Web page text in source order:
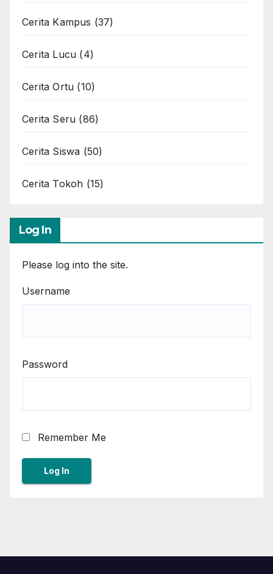
Cerita Kampus (37)
Cerita Lucu (4)
Cerita Ortu (10)
Cerita Seru (86)
Cerita Siswa (50)
Cerita Tokoh (15)
Log In
Please log into the site.
Username
Password
Remember Me